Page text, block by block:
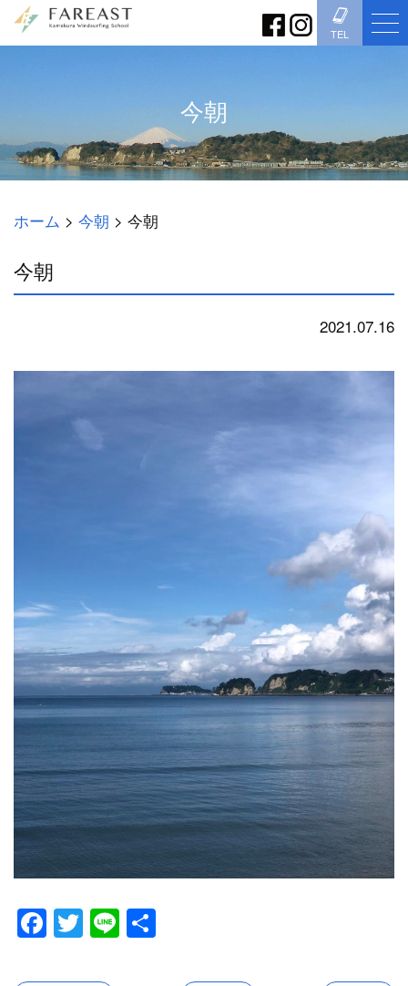
TEL
今朝
ホーム > 今朝 > 今朝
今朝
2021.07.16
Facebook
Twitter
Line